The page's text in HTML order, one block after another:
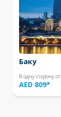
Баку
В одну сторону от
AED 809*